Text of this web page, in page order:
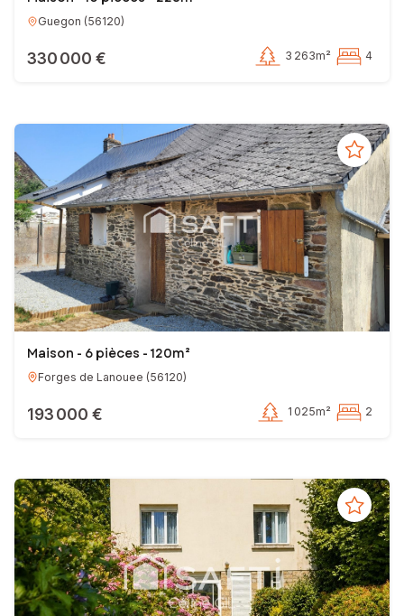
Guegon (56120)
330 000 € 3 263m² 4
Maison - 6 pièces - 120m²
Forges de Lanouee (56120)
193 000 € 1 025m² 2